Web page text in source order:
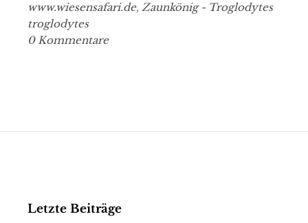
www.wiesensafari.de, Zaunkönig - Troglodytes
troglodytes
0 Kommentare
Letzte Beiträge